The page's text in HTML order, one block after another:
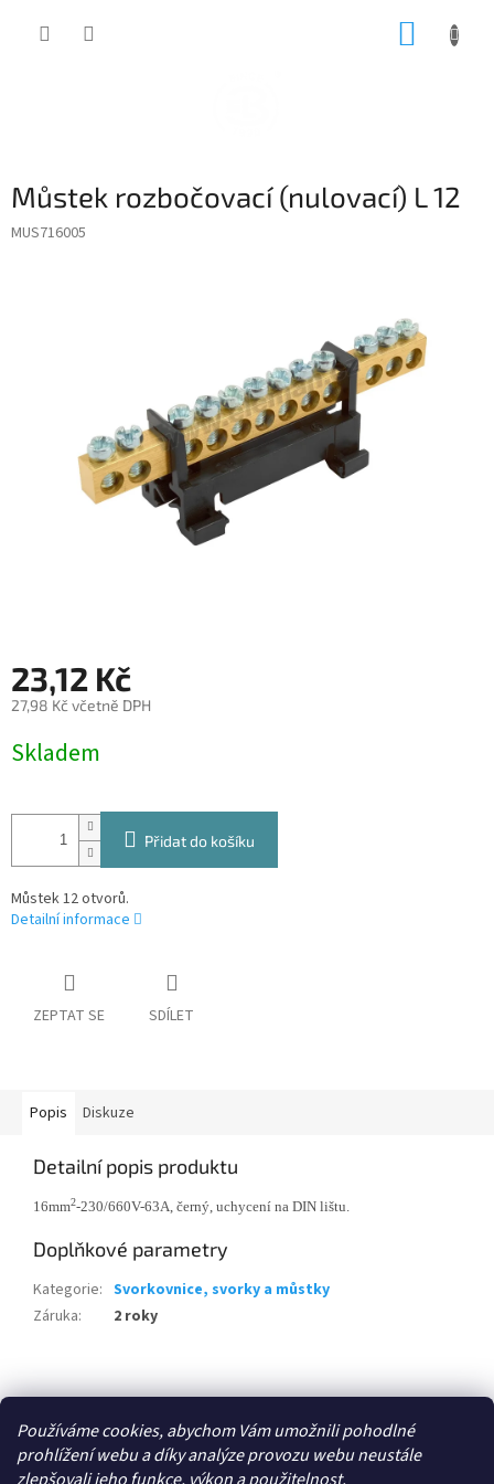
Používáme cookies, abychom Vám umožnili pohodlné
prohlížení webu a díky analýze provozu webu neustále
Můstek rozbočovací (nulovací) L 12
MUS716005
23,12 Kč
27,98 Kč včetně DPH
cena:
Skladem
Přidat do košíku
Můstek 12 otvorů.
Detailní informace
ZEPTAT SE SDÍLET
Popis Diskuze
Detailní popis produktu
16mm2-230/660V-63A, černý, uchycení na DIN lištu.
Doplňkové parametry
Kategorie: Svorkovnice, svorky a můstky
Záruka: 2 roky
á